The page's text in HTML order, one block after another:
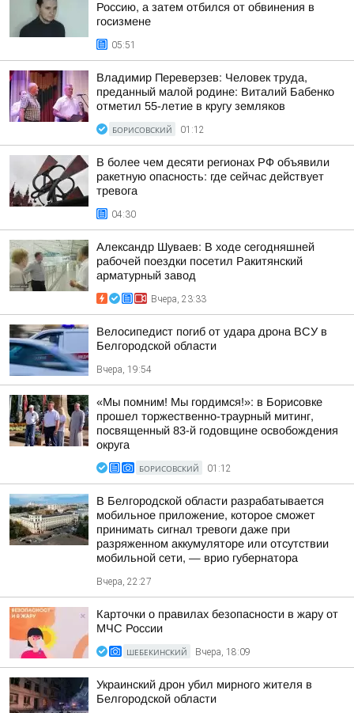
Россию, а затем отбился от обвинения в
госизмене
05:51
Владимир Переверзев: Человек труда,
преданный малой родине: Виталий Бабенко
отметил 55-летие в кругу земляков
БОРИСОВСКИЙ 01:12
В более чем десяти регионах РФ объявили
ракетную опасность: где сейчас действует
тревога
04:30
Александр Шуваев: В ходе сегодняшней
рабочей поездки посетил Ракитянский
арматурный завод
Вчера, 23:33
Велосипедист погиб от удара дрона ВСУ в
Белгородской области
Вчера, 19:54
«Мы помним! Мы гордимся!»: в Борисовке
прошел торжественно-траурный митинг,
посвященный 83-й годовщине освобождения
округа
БОРИСОВСКИЙ 01:12
В Белгородской области разрабатывается
мобильное приложение, которое сможет
принимать сигнал тревоги даже при
разряженном аккумуляторе или отсутствии
мобильной сети, — врио губернатора
Вчера, 22:27
Карточки о правилах безопасности в жару от
МЧС России
ШЕБЕКИНСКИЙ Вчера, 18:09
Украинский дрон убил мирного жителя в
Белгородской области